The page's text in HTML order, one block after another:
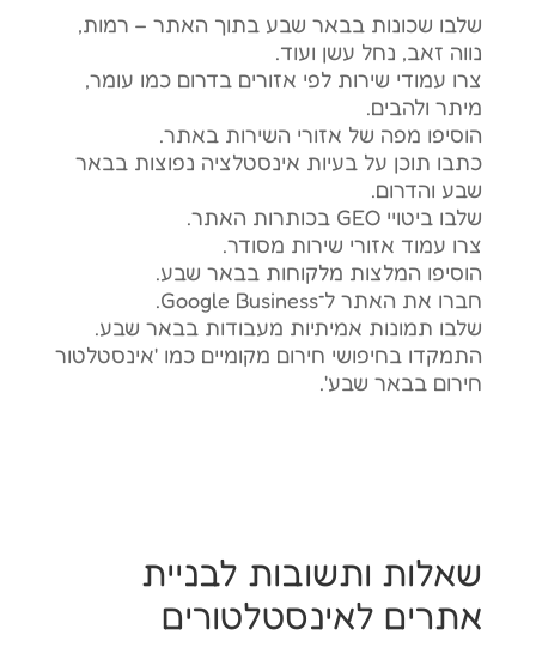
שלבו שכונות בבאר שבע בתוך האתר – רמות,
נווה זאב, נחל עשן ועוד.
צרו עמודי שירות לפי אזורים בדרום כמו עומר,
מיתר ולהבים.
הוסיפו מפה של אזורי השירות באתר.
כתבו תוכן על בעיות אינסטלציה נפוצות בבאר
שבע והדרום.
שלבו ביטויי GEO בכותרות האתר.
צרו עמוד אזורי שירות מסודר.
הוסיפו המלצות מלקוחות בבאר שבע.
חברו את האתר ל־Google Business.
שלבו תמונות אמיתיות מעבודות בבאר שבע.
התמקדו בחיפושי חירום מקומיים כמו 'אינסטלטור
חירום בבאר שבע'.
שאלות ותשובות לבניית
אתרים לאינסטלטורים